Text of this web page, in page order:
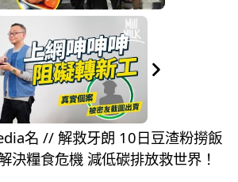
名 // 解救牙朗 10日豆渣粉撈飯
決糧食危機 減低碳排放救世界！